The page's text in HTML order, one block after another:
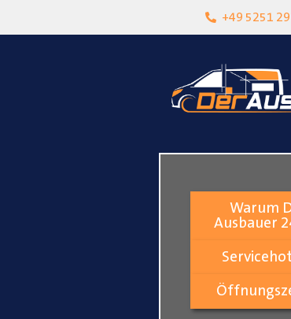
+49 5251
Lokalgeschäft in Paderborn
Warum
Ausbauer